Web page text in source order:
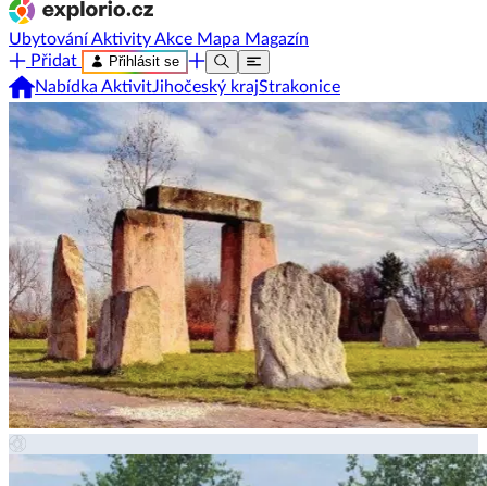
UbytováníAktivityAkce Mapa Magazín
Přidat
Přihlásit se
Nabídka AktivitJihočeský krajStrakonice